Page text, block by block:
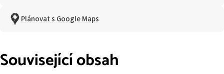
Plánovat s Google Maps
Související obsah